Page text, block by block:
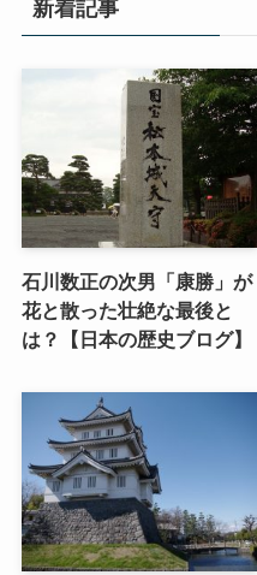
新着記事
石川数正の次男「康勝」が
花と散った壮絶な最後と
は？【日本の歴史ブログ】